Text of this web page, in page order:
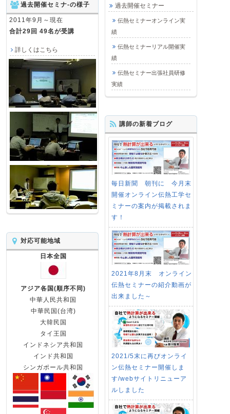
過去開催セミナー
伝熱セミナーオンライン実
績
伝熱セミナーリアル開催実
績
伝熱セミナー出張社員研修
実績
過去開催セミナ-の様子
2011年9月～現在
合計29回 49名が受講
詳しくはこちら
講師の新着ブログ
毎日新聞 朝刊に 今月末
開催オンライン伝熱工学セ
ミナーの案内が掲載されま
す！
2021年8月末 オンライン
伝熱セミナーの紹介動画が
出来ました～
2021/5末に再びオンライ
ン伝熱セミナー開催しま
す/webサイトリニューア
ルしました
対応可能地域
日本全国
アジア各国(順序不同)
中華人民共和国
中華民国(台湾)
大韓民国
タイ王国
インドネシア共和国
インド共和国
シンガポール共和国